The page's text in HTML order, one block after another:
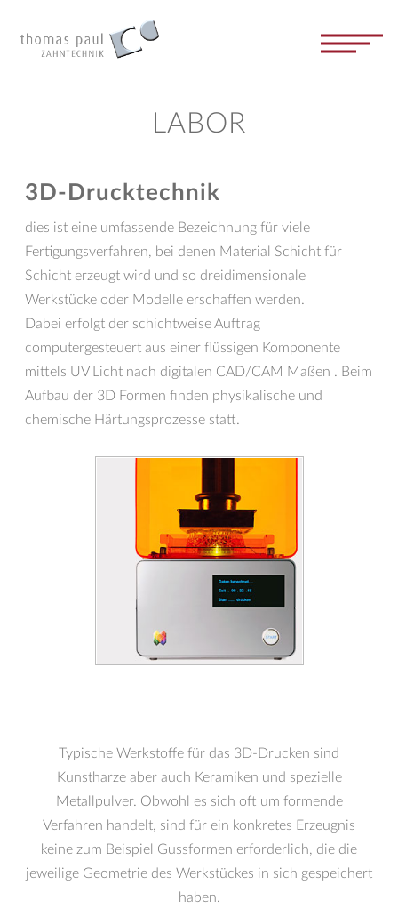
LABOR
3D-Drucktechnik
dies ist eine umfassende Bezeichnung für viele
Fertigungsverfahren, bei denen Material Schicht für
Schicht erzeugt wird und so dreidimensionale
Werkstücke oder Modelle erschaffen werden.
Dabei erfolgt der schichtweise Auftrag
computergesteuert aus einer flüssigen Komponente
mittels UV Licht nach digitalen CAD/CAM Maßen . Beim
Aufbau der 3D Formen finden physikalische und
chemische Härtungsprozesse statt.
Typische Werkstoffe für das 3D-Drucken sind
Kunstharze aber auch Keramiken und spezielle
Metallpulver. Obwohl es sich oft um formende
Verfahren handelt, sind für ein konkretes Erzeugnis
keine zum Beispiel Gussformen erforderlich, die die
jeweilige Geometrie des Werkstückes in sich gespeichert
haben.